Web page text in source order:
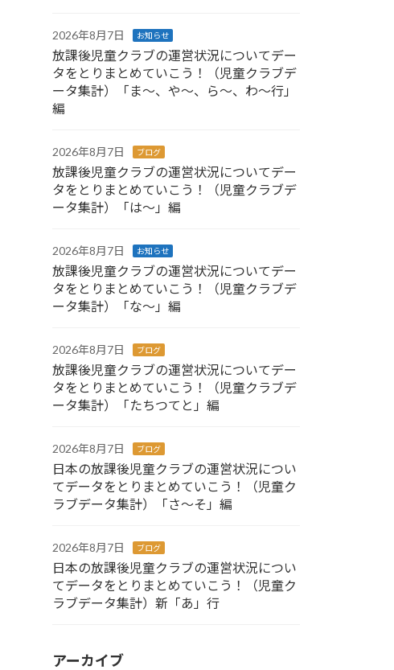
2026年8月7日 お知らせ
放課後児童クラブの運営状況についてデー
タをとりまとめていこう！（児童クラブデ
ータ集計）「ま～、や～、ら～、わ～行」
編
2026年8月7日 ブログ
放課後児童クラブの運営状況についてデー
タをとりまとめていこう！（児童クラブデ
ータ集計）「は～」編
2026年8月7日 お知らせ
放課後児童クラブの運営状況についてデー
タをとりまとめていこう！（児童クラブデ
ータ集計）「な～」編
2026年8月7日 ブログ
放課後児童クラブの運営状況についてデー
タをとりまとめていこう！（児童クラブデ
ータ集計）「たちつてと」編
2026年8月7日 ブログ
日本の放課後児童クラブの運営状況につい
てデータをとりまとめていこう！（児童ク
ラブデータ集計）「さ～そ」編
2026年8月7日 ブログ
日本の放課後児童クラブの運営状況につい
てデータをとりまとめていこう！（児童ク
ラブデータ集計）新「あ」行
アーカイブ